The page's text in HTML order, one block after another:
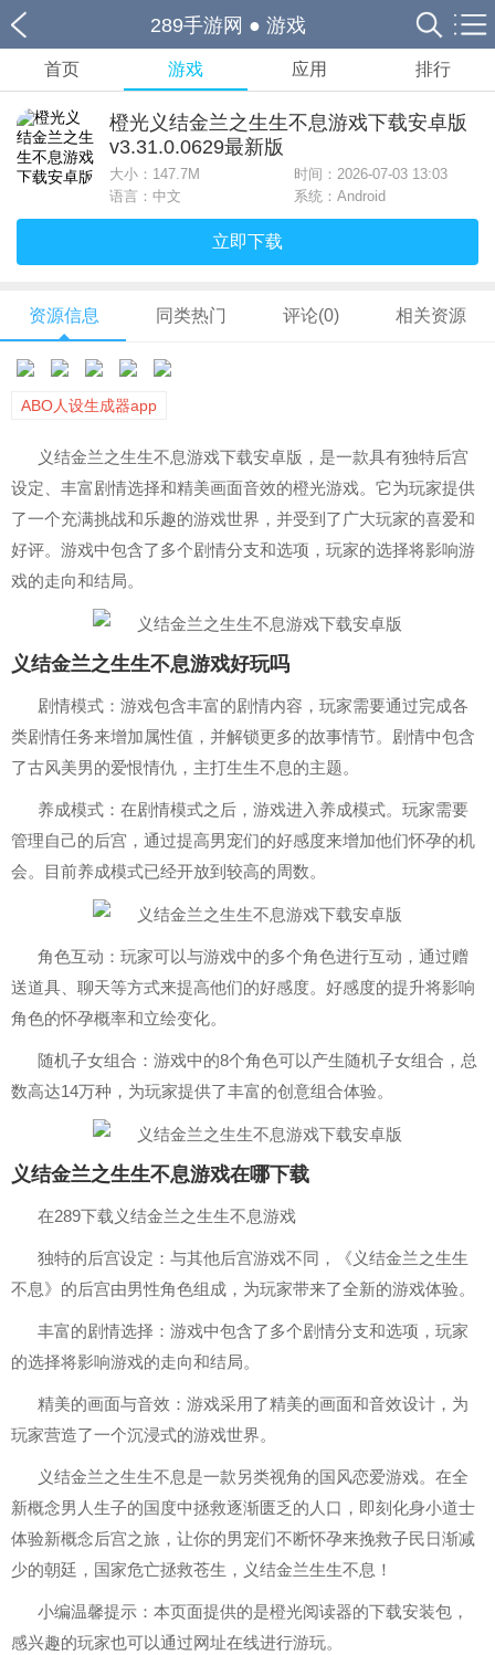
289手游网 ● 游戏
首页 游戏 应用 排行
橙光义结金兰之生生不息游戏下载安卓版
v3.31.0.0629最新版
大小： 147.7M
时间：2026-07-03 13:03
语言：中文
系统：Android
立即下载
资源信息 同类热门 评论(0) 相关资源
ABO人设生成器app
义结金兰之生生不息游戏下载安卓版，是一款具有独特后宫
设定、丰富剧情选择和精美画面音效的橙光游戏。它为玩家提供
了一个充满挑战和乐趣的游戏世界，并受到了广大玩家的喜爱和
好评。游戏中包含了多个剧情分支和选项，玩家的选择将影响游
戏的走向和结局。
义结金兰之生生不息游戏好玩吗
剧情模式：游戏包含丰富的剧情内容，玩家需要通过完成各
类剧情任务来增加属性值，并解锁更多的故事情节。剧情中包含
了古风美男的爱恨情仇，主打生生不息的主题。
养成模式：在剧情模式之后，游戏进入养成模式。玩家需要
管理自己的后宫，通过提高男宠们的好感度来增加他们怀孕的机
会。目前养成模式已经开放到较高的周数。
角色互动：玩家可以与游戏中的多个角色进行互动，通过赠
送道具、聊天等方式来提高他们的好感度。好感度的提升将影响
角色的怀孕概率和立绘变化。
随机子女组合：游戏中的8个角色可以产生随机子女组合，总
数高达14万种，为玩家提供了丰富的创意组合体验。
义结金兰之生生不息游戏在哪下载
在289下载义结金兰之生生不息游戏
独特的后宫设定：与其他后宫游戏不同，《义结金兰之生生
不息》的后宫由男性角色组成，为玩家带来了全新的游戏体验。
丰富的剧情选择：游戏中包含了多个剧情分支和选项，玩家
的选择将影响游戏的走向和结局。
精美的画面与音效：游戏采用了精美的画面和音效设计，为
玩家营造了一个沉浸式的游戏世界。
义结金兰之生生不息是一款另类视角的国风恋爱游戏。在全
新概念男人生子的国度中拯救逐渐匮乏的人口，即刻化身小道士
体验新概念后宫之旅，让你的男宠们不断怀孕来挽救子民日渐减
少的朝廷，国家危亡拯救苍生，义结金兰生生不息！
小编温馨提示：本页面提供的是橙光阅读器的下载安装包，
感兴趣的玩家也可以通过网址在线进行游玩。